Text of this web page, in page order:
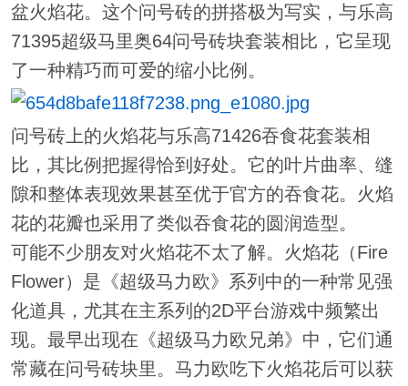
盆火焰花。这个问号砖的拼搭极为写实，与乐高
71395超级马里奥64问号砖块套装相比，它呈现
了一种精巧而可爱的缩小比例。
问号砖上的火焰花与乐高71426吞食花套装相
比，其比例把握得恰到好处。它的叶片曲率、缝
隙和整体表现效果甚至优于官方的吞食花。火焰
花的花瓣也采用了类似吞食花的圆润造型。
可能不少朋友对火焰花不太了解。火焰花（Fire
Flower）是《超级马力欧》系列中的一种常见强
化道具，尤其在主系列的2D平台游戏中频繁出
现。最早出现在《超级马力欧兄弟》中，它们通
常藏在问号砖块里。马力欧吃下火焰花后可以获